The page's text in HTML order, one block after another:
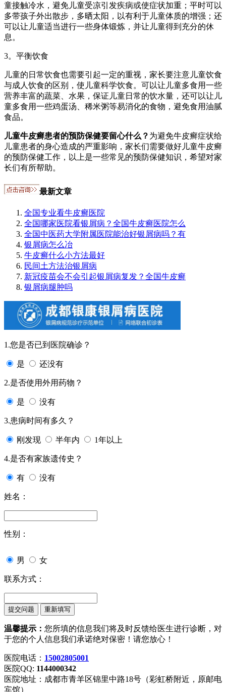
童接触冷水，避免儿童受凉引发疾病或使症状加重；平时可以
多带孩子外出散步，多晒太阳，以有利于儿童体质的增强；还
可以让儿童适当进行一些身体锻炼，并让儿童得到充分的休
息。
3。平衡饮食
儿童的日常饮食也需要引起一定的重视，家长要注意儿童饮食
与成人饮食的区别，使儿童科学饮食。可以让儿童多食用一些
营养丰富的蔬菜、水果，保证儿童日常的饮水量，还可以让儿
童多食用一些鸡蛋汤、稀米粥等易消化的食物，避免食用油腻
食品。
儿童牛皮癣患者的预防保健要留心什么？ 为避免牛皮癣症状给
儿童患者的身心造成的严重影响，家长们需要做好儿童牛皮癣
的预防保健工作，以上是一些常见的预防保健知识，希望对家
长们有所帮助。
最新文章
全国专业看牛皮癣医院
全国哪家医院看银屑病？全国牛皮癣医院怎么
全国中医药大学附属医院能治好银屑病吗？有
银屑病怎么冶
牛皮癣什么小方法最好
民间土方法治银屑病
新冠疫苗会不会引起银屑病复发？全国牛皮癣
银屑病腿肿吗
1.您是否已到医院确诊？
是 还没有
2.是否使用外用药物？
是 没有
3.患病时间有多久？
刚发现 半年内 1年以上
4.是否有家族遗传史？
有 没有
姓名：
性别：
男 女
联系方式：
温馨提示： 您所填的信息我们将及时反馈给医生进行诊断，对
于您的个人信息我们承诺绝对保密！请您放心！
医院电话： 15002805001
医院QQ: 1144000342
医院地址：成都市青羊区锦里中路18号（彩虹桥附近，原邮电
宾馆）